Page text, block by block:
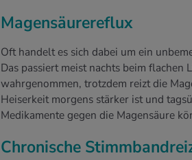
Magensäurereflux
Oft handelt es sich dabei um ein
Das passiert meist nachts beim
wahrgenommen, trotzdem reizt die
Heiserkeit morgens stärker ist und
Medikamente gegen die Magensäure
Chronische